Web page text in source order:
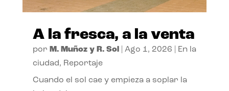
A la fresca, a la venta
por M. Muñoz y R. Sol| Ago 1, 2026
En la
ciudad, Reportaje
Cuando el sol cae y empieza a soplar la